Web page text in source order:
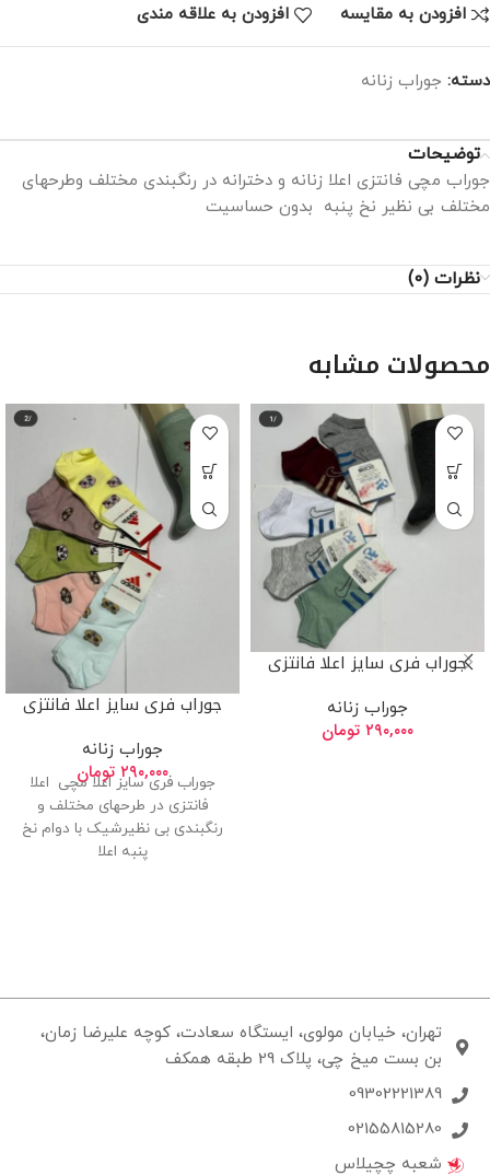
افزودن به مقایسه افزودن به علاقه مندی
دسته: جوراب زنانه
توضیحات
جوراب مچی فانتزی اعلا زنانه و دخترانه در رنگبندی مختلف وطرحهای
مختلف بی نظیر نخ پنبه بدون حساسیت
نظرات (0)
محصولات مشابه
جوراب فری سایز اعلا فانتزی
جوراب زنانه
۲۹۰,۰۰۰ تومان
جوراب فری سایز اعلا فانتزی
جوراب زنانه
۲۹۰,۰۰۰ تومان
جوراب فری سایز اعلا مچی اعلا
فانتزی در طرحهای مختلف و
رنگبندی بی نظیرشیک با دوام نخ
پنبه اعلا
تهران، خیابان مولوی، ایستگاه سعادت، کوچه علیرضا زمان،
بن بست میخ چی، پلاک 29 طبقه همکف
09302221389
02155815280
شعبه چچیلاس